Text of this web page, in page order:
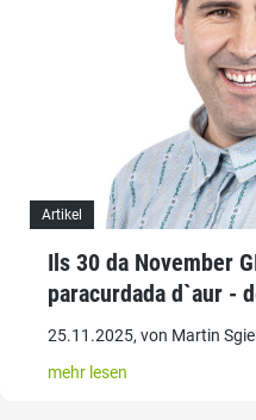
Artikel
Ils 30 da November
paracurdada d`aur -
25.11.2025, von Martin
mehr lesen